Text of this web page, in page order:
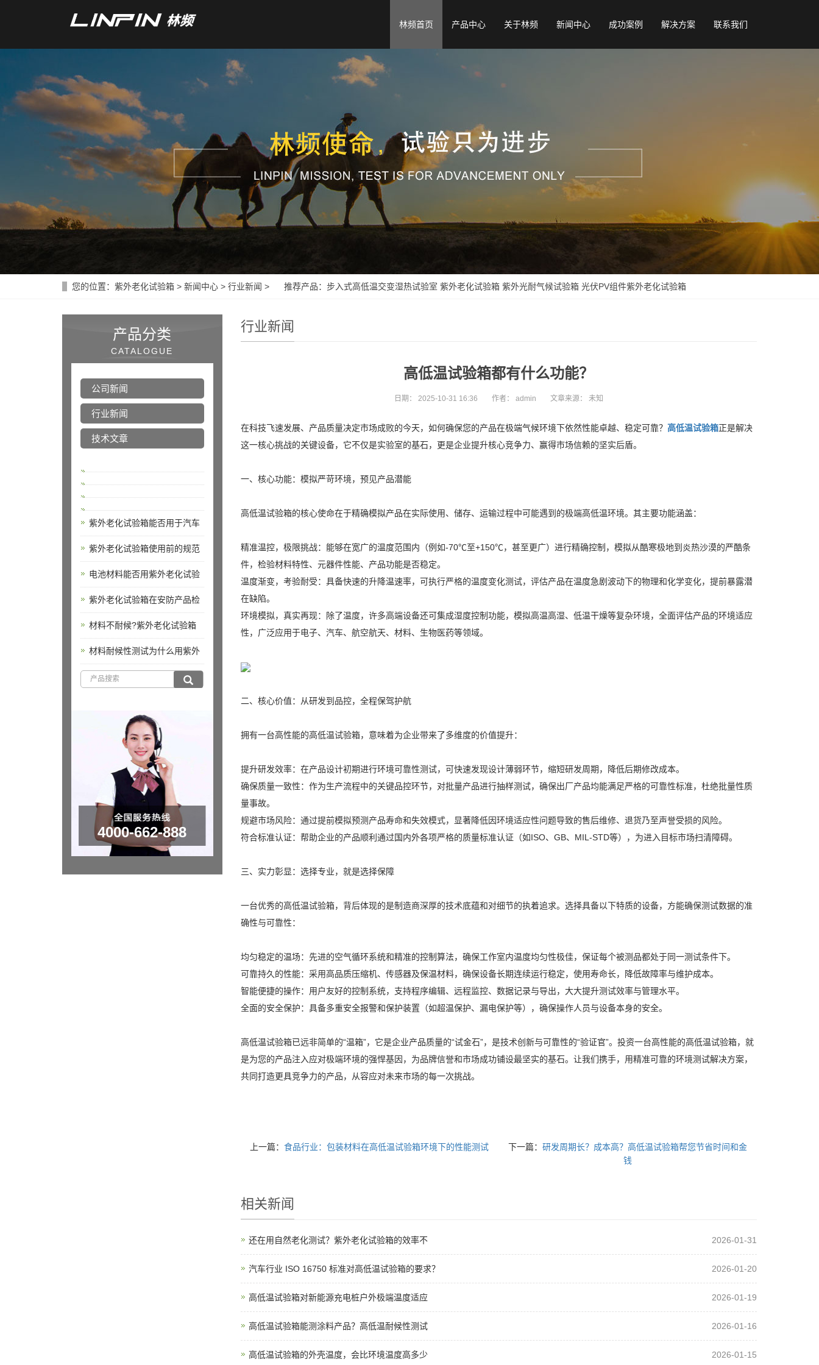
林频首页 产品中心 关于林频 新闻中心 成功案例 解决方案 联系我们
您的位置： 紫外老化试验箱 > 新闻中心 > 行业新闻 > 推荐产品： 步入式高低温交变湿热试验室 紫外老化试验箱 紫外光耐气候试验箱 光伏PV组件紫外老化试验箱
行业新闻
高低温试验箱都有什么功能？
日期： 2025-10-31 16:36 作者： admin 文章来源： 未知
在科技飞速发展、产品质量决定市场成败的今天，如何确保您的产品在极端气候环境下依然性能卓越、稳定可靠？ 高低温试验箱正是解决
这一核心挑战的关键设备，它不仅是实验室的基石，更是企业提升核心竞争力、赢得市场信赖的坚实后盾。
一、核心功能：模拟严苛环境，预见产品潜能
高低温试验箱的核心使命在于精确模拟产品在实际使用、储存、运输过程中可能遇到的极端高低温环境。其主要功能涵盖：
精准温控，极限挑战：能够在宽广的温度范围内（例如-70℃至+150℃，甚至更广）进行精确控制，模拟从酷寒极地到炎热沙漠的严酷条
件，检验材料特性、元器件性能、产品功能是否稳定。
温度渐变，考验耐受：具备快速的升降温速率，可执行严格的温度变化测试，评估产品在温度急剧波动下的物理和化学变化，提前暴露潜
在缺陷。
环境模拟，真实再现：除了温度，许多高端设备还可集成湿度控制功能，模拟高温高湿、低温干燥等复杂环境，全面评估产品的环境适应
性，广泛应用于电子、汽车、航空航天、材料、生物医药等领域。
二、核心价值：从研发到品控，全程保驾护航
拥有一台高性能的高低温试验箱，意味着为企业带来了多维度的价值提升：
提升研发效率：在产品设计初期进行环境可靠性测试，可快速发现设计薄弱环节，缩短研发周期，降低后期修改成本。
确保质量一致性：作为生产流程中的关键品控环节，对批量产品进行抽样测试，确保出厂产品均能满足严格的可靠性标准，杜绝批量性质
量事故。
规避市场风险：通过提前模拟预测产品寿命和失效模式，显著降低因环境适应性问题导致的售后维修、退货乃至声誉受损的风险。
符合标准认证：帮助企业的产品顺利通过国内外各项严格的质量标准认证（如ISO、GB、MIL-STD等），为进入目标市场扫清障碍。
三、实力彰显：选择专业，就是选择保障
一台优秀的高低温试验箱，背后体现的是制造商深厚的技术底蕴和对细节的执着追求。选择具备以下特质的设备，方能确保测试数据的准
确性与可靠性：
均匀稳定的温场：先进的空气循环系统和精准的控制算法，确保工作室内温度均匀性极佳，保证每个被测品都处于同一测试条件下。
可靠持久的性能：采用高品质压缩机、传感器及保温材料，确保设备长期连续运行稳定，使用寿命长，降低故障率与维护成本。
智能便捷的操作：用户友好的控制系统，支持程序编辑、远程监控、数据记录与导出，大大提升测试效率与管理水平。
全面的安全保护：具备多重安全报警和保护装置（如超温保护、漏电保护等），确保操作人员与设备本身的安全。
高低温试验箱已远非简单的“温箱”，它是企业产品质量的“试金石”，是技术创新与可靠性的“验证官”。投资一台高性能的高低温试验箱，就
是为您的产品注入应对极端环境的强悍基因，为品牌信誉和市场成功铺设最坚实的基石。让我们携手，用精准可靠的环境测试解决方案，
共同打造更具竞争力的产品，从容应对未来市场的每一次挑战。
上一篇：食品行业：包装材料在高低温试验箱环境下的性能测试 下一篇：研发周期长？成本高？高低温试验箱帮您节省时间和金
钱
相关新闻
还在用自然老化测试？紫外老化试验箱的效率不 2026-01-31
汽车行业 ISO 16750 标准对高低温试验箱的要求？ 2026-01-20
高低温试验箱对新能源充电桩户外极端温度适应 2026-01-19
高低温试验箱能测涂料产品？高低温耐候性测试 2026-01-16
高低温试验箱的外壳温度，会比环境温度高多少 2026-01-15
产品分类
CATALOGUE
公司新闻
行业新闻
技术文章
紫外老化试验箱能否用于汽车
紫外老化试验箱使用前的规范
电池材料能否用紫外老化试验
紫外老化试验箱在安防产品检
材料不耐候?紫外老化试验箱
材料耐候性测试为什么用紫外
4000-662-888